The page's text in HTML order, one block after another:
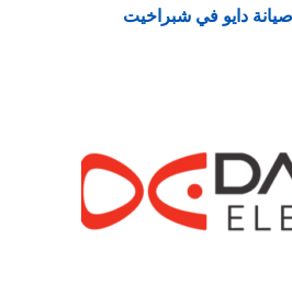
صيانة دايو في شبراخيت